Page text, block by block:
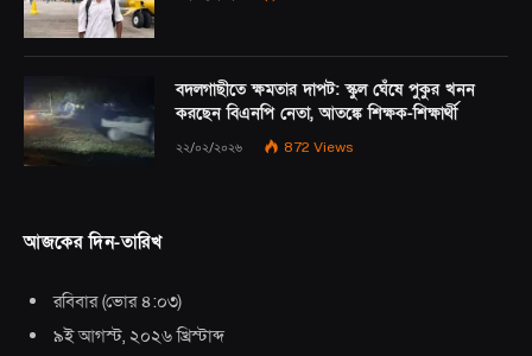
বদলগাছীতে ক্ষমতার দাপট: স্কুল ঘেঁষে পুকুর খনন
করছেন বিএনপি নেতা, আতঙ্কে শিক্ষক-শিক্ষার্থী
২২/০২/২০২৬ 872 Views
আজকের দিন-তারিখ
রবিবার(ভোর ৪:০৩)
৯ই আগস্ট, ২০২৬ খ্রিস্টাব্দ